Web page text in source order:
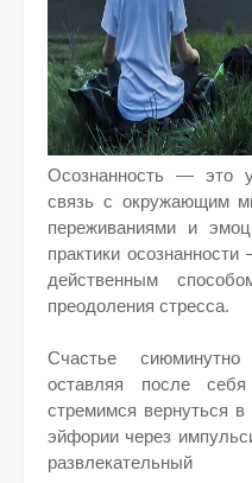
Осознанность — это
связь с окружающим
переживаниями и
практики
действенным
преодоления стресса.
Счастье
оставляя после
стремимся вернуться в
эйфории через
развлекательный